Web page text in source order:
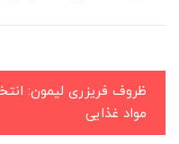
ظروف فریزری لیمون:
مواد غذایی